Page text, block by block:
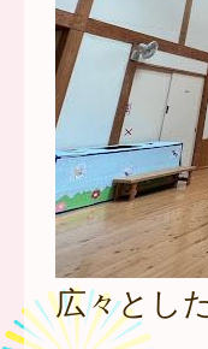
広々とし